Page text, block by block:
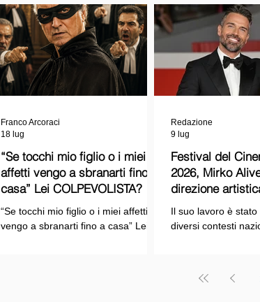
“Se tocchi mio figlio o i miei
affetti vengo a sbranarti fino a
casa” Lei COLPEVOLISTA? Ma
mi faccia il piacere...
“Se tocchi mio figlio o i miei affetti
vengo a sbranarti fino a casa” Lei
Franco Arcoraci
18 lug
Festival del
2026, Mirko
direzione
punta sul
e nuove
Il suo lavoro è stato
diversi contesti
Internazionale
Redazione
9 lug